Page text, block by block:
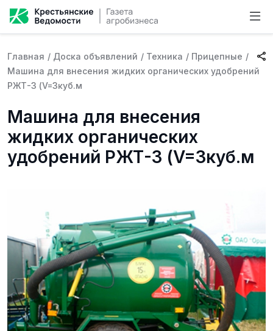
Главная / Доска объявлений / Техника / Прицепные /
Машина для внесения жидких органических удобрений
РЖТ-3 (V=3куб.м
Машина для внесения
жидких органических
удобрений РЖТ-3 (V=3куб.м